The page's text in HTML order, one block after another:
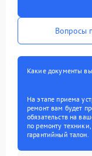
Вопросы
Какие документы
На этапе приема
ремонт вам будет
обязательств на
по ремонту
гарантийный талон.